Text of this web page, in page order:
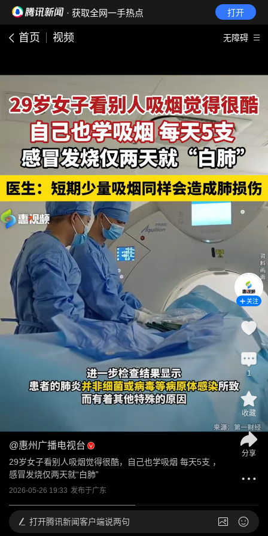
· 获取全网一手热点 打开
首页 视频 无障碍
@惠州广播电视台
29岁女子看别人吸烟觉得很酷，自己也学吸烟 每天5支 ，
感冒发烧仅两天就“白肺”
2026-05-26 19:33 发布于广东
关注
1
收藏
分享
打开腾讯新闻客户端说两句